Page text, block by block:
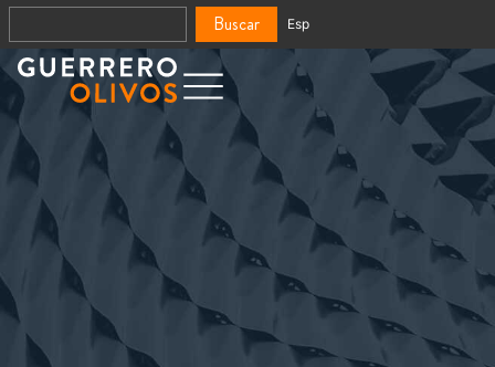
Buscar Esp